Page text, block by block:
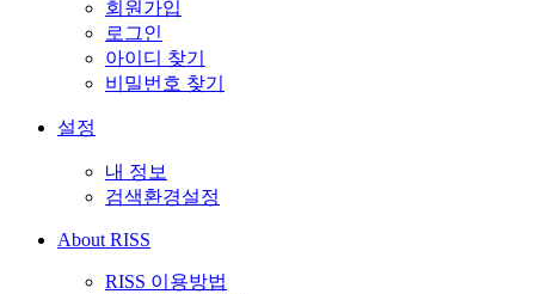
회원가입
로그인
아이디 찾기
비밀번호 찾기
설정
내 정보
검색환경설정
About RISS
RISS 이용방법